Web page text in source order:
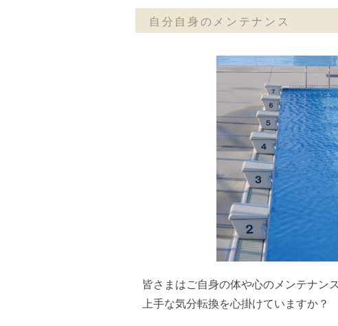
自分自身のメンテナンス
皆さまはご自身の体や心のメンテナン
上手な気分転換を心掛けていますか？